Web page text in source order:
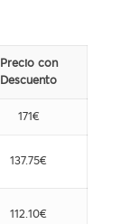
Precio con
Descuento
171€
137.75€
112.10€